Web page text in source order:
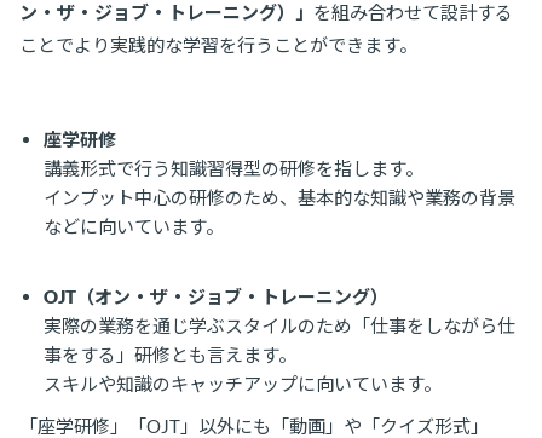
ン・ザ・ジョブ・トレーニング）」 を組み合わせて設計する
ことでより実践的な学習を行うことができます。
座学研修
講義形式で行う知識習得型の研修を指します。
インプット中心の研修のため、基本的な知識や業務の背景
などに向いています。
OJT（オン・ザ・ジョブ・トレーニング）
実際の業務を通じ学ぶスタイルのため「仕事をしながら仕
事をする」研修とも言えます。
スキルや知識のキャッチアップに向いています。
「座学研修」「OJT」以外にも「動画」や「クイズ形式」